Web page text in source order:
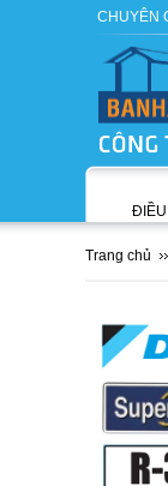
CHUYÊN
ĐIỀU
Trang chủ